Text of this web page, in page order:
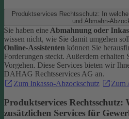
Produktservices Rechtsschutz: In
und Abmahn-
Sie haben eineAbmahnung oder
wissen nicht, wie Sie damit umgehen
Online-Assistenten können Sie
Forderungen steckt. Außerdem erhalten
Vorgehen. Diese Services bieten wir
DAHAG Rechtsservices AG an.
Zum Inkasso-Abzockschutz
Zum
Produktservices Rechtsschutz:
zusätzlichen Services für